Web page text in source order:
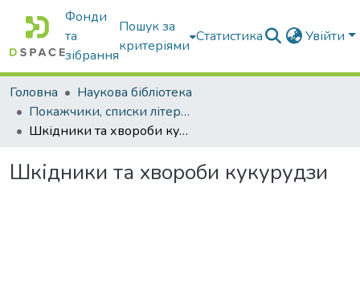
Фонди
та
зібрання
Пошук за
критеріями
Статистика Увійти
Головна
Наукова бібліотека
Покажчики, списки літератури, сценарії, методичні розробки
Шкідники та хвороби кукурудзи
Шкідники та хвороби кукурудзи